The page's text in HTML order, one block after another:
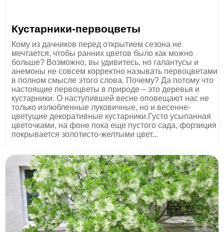
Кустарники-первоцветы
Кому из дачников перед открытием сезона не
мечтается, чтобы ранних цветов было как можно
больше? Возможно, вы удивитесь, но галантусы и
анемоны не совсем корректно называть первоцветами
в полном смысле этого слова. Почему? Да потому что
настоящие первоцветы в природе – это деревья и
кустарники. О наступившей весне оповещают нас не
только излюбленные луковичные, но и весенне-
цветущие декоративные кустарники.Густо усыпанная
цветочками, на фоне пока еще пустого сада, форзиция
покрывается золотисто-желтыми цвет...